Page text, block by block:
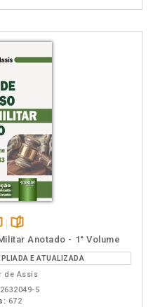
páginas
Anotado - 1° Volume
E ATUALIZADA
de Assis
5
672